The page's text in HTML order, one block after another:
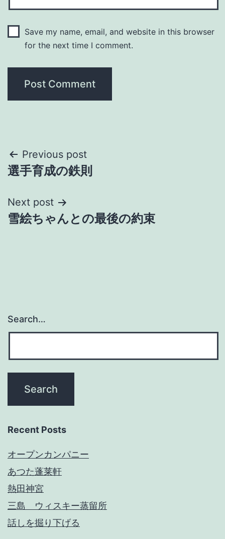
Save my name, email, and website in this browser
for the next time I comment.
Post
navigation
Previous post
選手育成の鉄則
Next post
雪絵ちゃんとの最後の約束
Search…
Recent Posts
オープンカンパニー
あつた蓬莱軒
熱田神宮
三島 ウィスキー蒸留所
話しを掘り下げる